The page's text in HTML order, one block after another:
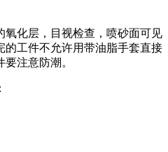
氧化层，目视检查，喷砂面可见
的工件不允许用带油脂手套直接
注意防潮。